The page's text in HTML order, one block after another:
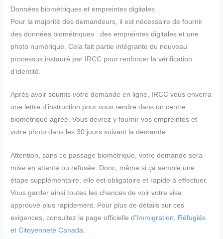
Données biométriques et empreintes digitales
Pour la majorité des demandeurs, il est nécessaire de fournir
des données biométriques : des empreintes digitales et une
photo numérique. Cela fait partie intégrante du nouveau
processus instauré par IRCC pour renforcer la vérification
d’identité.
Après avoir soumis votre demande en ligne, IRCC vous enverra
une lettre d’instruction pour vous rendre dans un centre
biométrique agréé. Vous devrez y fournir vos empreintes et
votre photo dans les 30 jours suivant la demande.
Attention, sans ce passage biométrique, votre demande sera
mise en attente ou refusée. Donc, même si ça semble une
étape supplémentaire, elle est obligatoire et rapide à effectuer.
Vous garder ainsi toutes les chances de voir votre visa
approuvé plus rapidement. Pour plus de détails sur ces
exigences, consultez la page officielle d’ Immigration, Réfugiés
et Citoyenneté Canada.